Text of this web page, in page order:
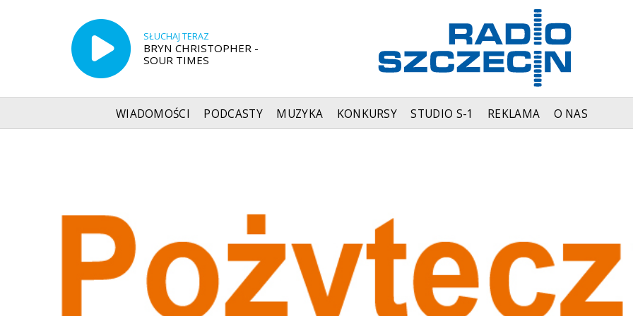
SŁUCHAJ TERAZ
BRYN CHRISTOPHER -
SOUR TIMES
WIADOMOŚCI PODCASTY MUZYKA KONKURSY STUDIO S-1 REKLAMA O NAS